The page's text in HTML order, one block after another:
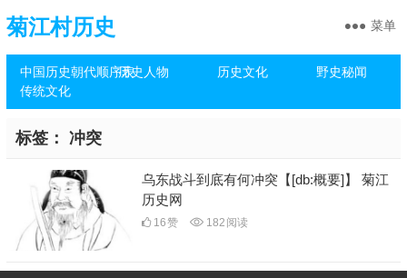
菊江村历史
中国历史朝代顺序表历史人物 历史文化
野史秘闻
传统文化
菜单
标签： 冲突
乌东战斗到底有何冲突【[db:概要]】 菊江
历史网
16赞 182 阅读